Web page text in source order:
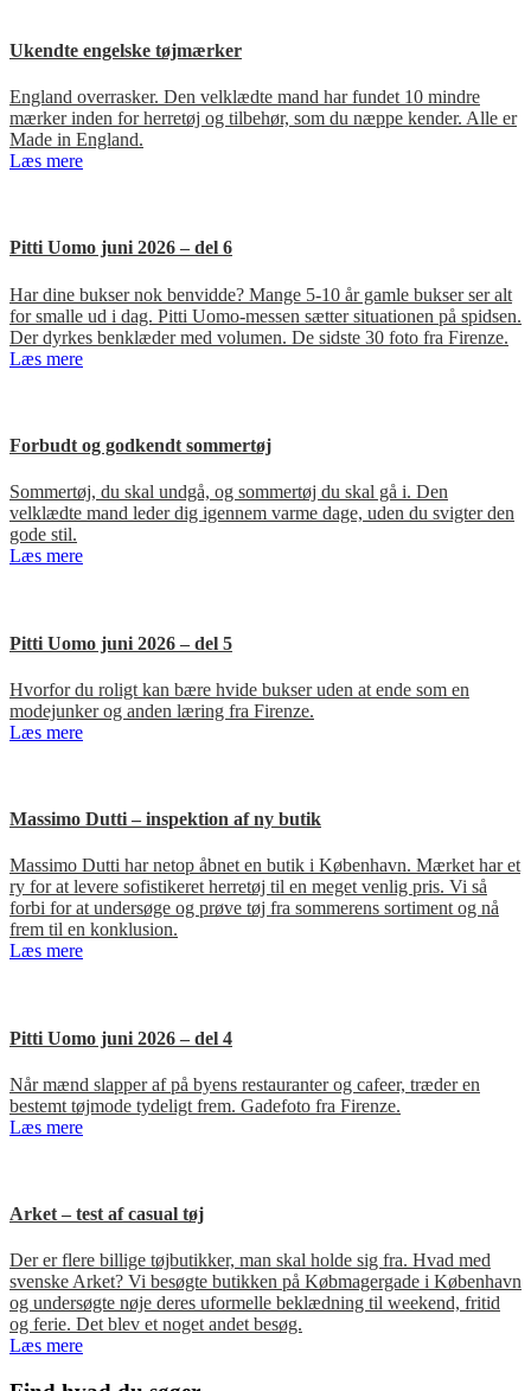
Ukendte engelske tøjmærker
England overrasker. Den velklædte mand har fundet 10 mindre
mærker inden for herretøj og tilbehør, som du næppe kender. Alle er
Made in England.
Læs mere
Pitti Uomo juni 2026 – del 6
Har dine bukser nok benvidde? Mange 5-10 år gamle bukser ser alt
for smalle ud i dag. Pitti Uomo-messen sætter situationen på spidsen.
Der dyrkes benklæder med volumen. De sidste 30 foto fra Firenze.
Læs mere
Forbudt og godkendt sommertøj
Sommertøj, du skal undgå, og sommertøj du skal gå i. Den
velklædte mand leder dig igennem varme dage, uden du svigter den
gode stil.
Læs mere
Pitti Uomo juni 2026 – del 5
Hvorfor du roligt kan bære hvide bukser uden at ende som en
modejunker og anden læring fra Firenze.
Læs mere
Massimo Dutti – inspektion af ny butik
Massimo Dutti har netop åbnet en butik i København. Mærket har et
ry for at levere sofistikeret herretøj til en meget venlig pris. Vi så
forbi for at undersøge og prøve tøj fra sommerens sortiment og nå
frem til en konklusion.
Læs mere
Pitti Uomo juni 2026 – del 4
Når mænd slapper af på byens restauranter og cafeer, træder en
bestemt tøjmode tydeligt frem. Gadefoto fra Firenze.
Læs mere
Arket – test af casual tøj
Der er flere billige tøjbutikker, man skal holde sig fra. Hvad med
svenske Arket? Vi besøgte butikken på Købmagergade i København
og undersøgte nøje deres uformelle beklædning til weekend, fritid
og ferie. Det blev et noget andet besøg.
Læs mere